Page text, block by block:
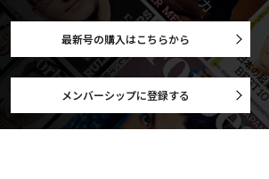
最新号の購入はこちらから
メンバーシップに登録する